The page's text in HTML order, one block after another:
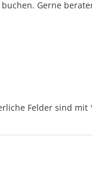
Gerne
Felder sind mit